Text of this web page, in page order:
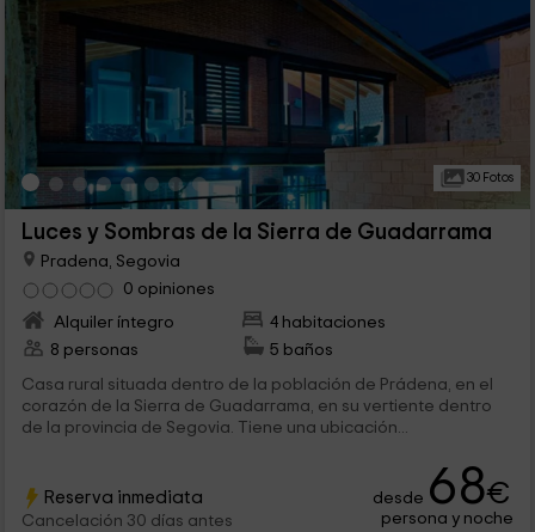
30 Fotos
Luces y Sombras de la Sierra de Guadarrama
Pradena, Segovia
0 opiniones
Alquiler íntegro
4 habitaciones
8 personas
5 baños
Casa rural situada dentro de la población de Prádena, en el
corazón de la Sierra de Guadarrama, en su vertiente dentro
de la provincia de Segovia. Tiene una ubicación...
Reserva inmediata
Cancelación 30 días antes
desde 68€
persona y noche